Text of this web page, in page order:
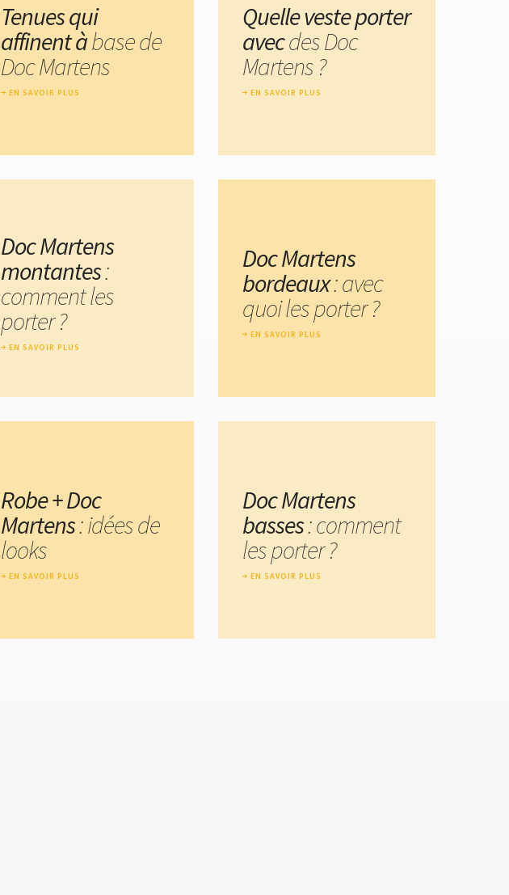
Tenues qui
affinent àbase de
Doc Martens
EN SAVOIR PLUS
Quelle veste porter
avecdes Doc
Martens ?
EN SAVOIR PLUS
Doc Martens
montantes:
comment les
porter ?
EN SAVOIR PLUS
Doc Martens
bordeaux: avec
quoi les porter ?
EN SAVOIR PLUS
Robe + Doc
Martens: idées de
looks
EN SAVOIR PLUS
Doc Martens
basses: comment
les porter ?
EN SAVOIR PLUS